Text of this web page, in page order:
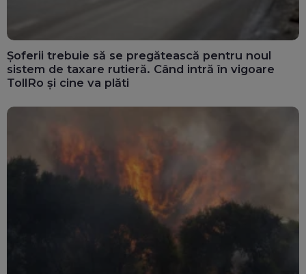
Șoferii trebuie să se pregătească pentru noul
sistem de taxare rutieră. Când intră în vigoare
TollRo și cine va plăti